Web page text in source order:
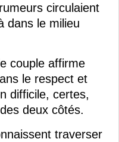
circulaient
dans le milieu
couple affirme
le respect et
difficile, certes,
deux côtés.
traverser